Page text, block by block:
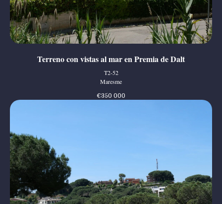
Terreno con vistas al mar en Premia de Dalt
T2-52
Maresme
€350 000